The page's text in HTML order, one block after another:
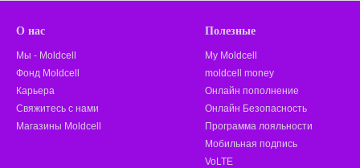
О нас
Мы - Moldcell
Фонд Moldcell
Карьера
Свяжитесь с нами
Магазины Moldcell
Полезные
My Moldcell
moldcell money
Онлайн пополнение
Онлайн Безопасность
Программа лояльности
Мобильная подпись
VoLTE